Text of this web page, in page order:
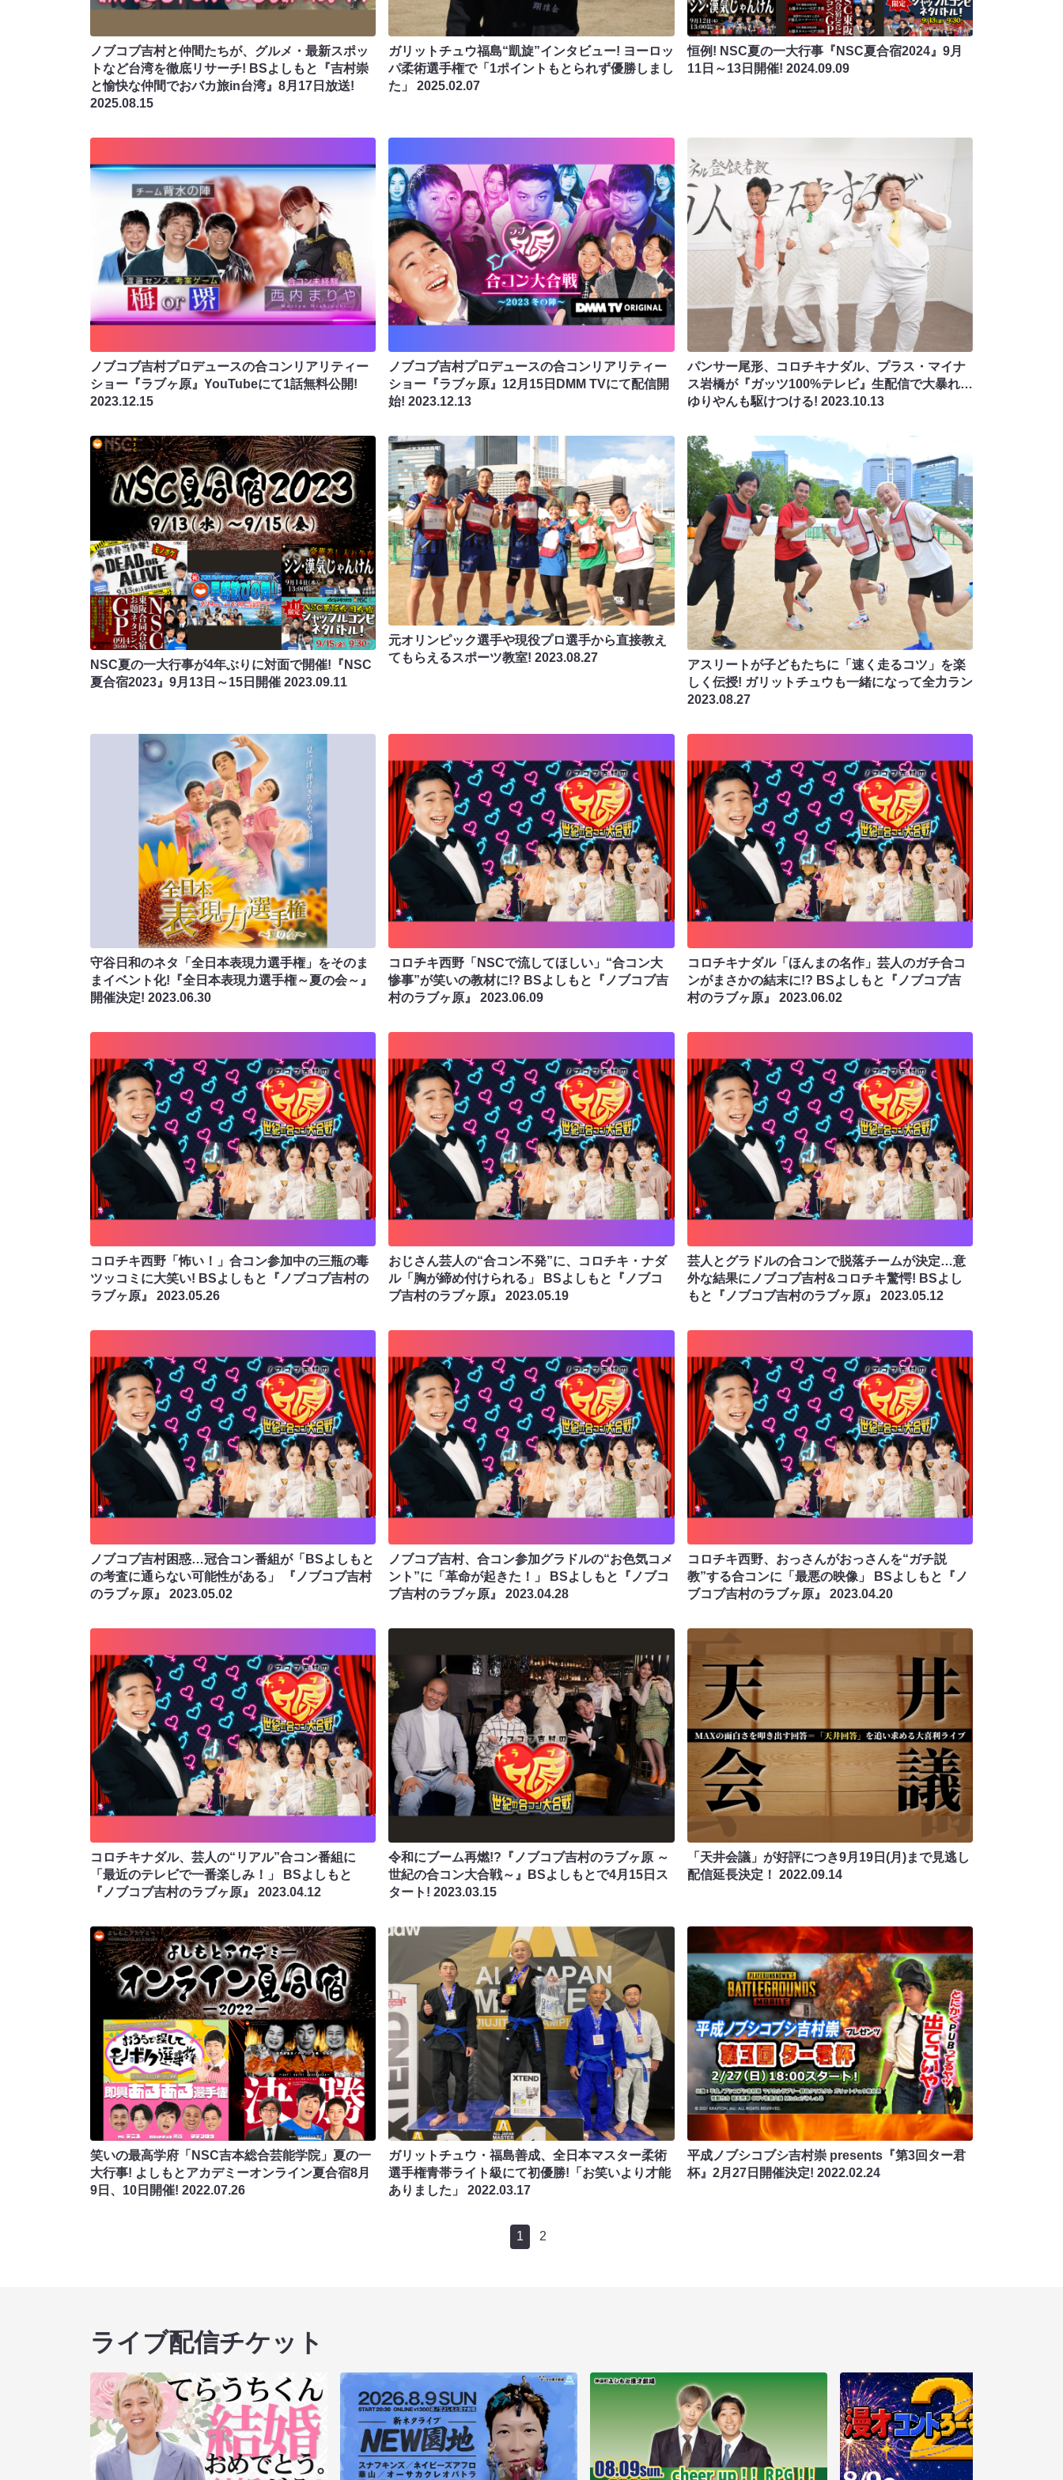
ノブコブ吉村と仲間たちが、グルメ・最新スポッ
トなど台湾を徹底リサーチ! BSよしもと『吉村崇
と愉快な仲間でおバカ旅in台湾』8月17日放送!
2025.08.15
ガリットチュウ福島“凱旋”インタビュー! ヨーロッ
パ柔術選手権で「1ポイントもとられず優勝しまし
た」2025.02.07
恒例! NSC夏の一大行事『NSC夏合宿2024』9月
11日～13日開催! 2024.09.09
ノブコブ吉村プロデュースの合コンリアリティー
ショー『ラブヶ原』YouTubeにて1話無料公開!
2023.12.15
ノブコブ吉村プロデュースの合コンリアリティー
ショー『ラブヶ原』12月15日DMM TVにて配信開
始!2023.12.13
パンサー尾形、コロチキナダル、プラス・マイナ
ス岩橋が『ガッツ100%テレビ』生配信で大暴れ…
ゆりやんも駆けつける! 2023.10.13
NSC夏の一大行事が4年ぶりに対面で開催!『NSC
夏合宿2023』9月13日～15日開催 2023.09.11
元オリンピック選手や現役プロ選手から直接教え
てもらえるスポーツ教室!2023.08.27
アスリートが子どもたちに「速く走るコツ」を楽
しく伝授! ガリットチュウも一緒になって全力ラン
2023.08.27
守谷日和のネタ「全日本表現力選手権」をそのま
まイベント化!『全日本表現力選手権～夏の会～』
開催決定! 2023.06.30
コロチキ西野「NSCで流してほしい」“合コン大
惨事”が笑いの教材に!? BSよしもと『ノブコブ吉
村のラブヶ原』2023.06.09
コロチキナダル「ほんまの名作」芸人のガチ合コ
ンがまさかの結末に!? BSよしもと『ノブコブ吉
村のラブヶ原』 2023.06.02
コロチキ西野「怖い！」合コン参加中の三瓶の毒
ツッコミに大笑い! BSよしもと『ノブコブ吉村の
ラブヶ原』 2023.05.26
おじさん芸人の“合コン不発”に、コロチキ・ナダ
ル「胸が締め付けられる」 BSよしもと『ノブコ
ブ吉村のラブヶ原』2023.05.19
芸人とグラドルの合コンで脱落チームが決定…意
外な結果にノブコブ吉村&コロチキ驚愕! BSよし
もと『ノブコブ吉村のラブヶ原』 2023.05.12
ノブコブ吉村困惑…冠合コン番組が「BSよしもと
の考査に通らない可能性がある」 『ノブコブ吉村
のラブヶ原』 2023.05.02
ノブコブ吉村、合コン参加グラドルの“お色気コメ
ント”に「革命が起きた！」 BSよしもと『ノブコ
ブ吉村のラブヶ原』2023.04.28
コロチキ西野、おっさんがおっさんを“ガチ説
教”する合コンに「最悪の映像」 BSよしもと『ノ
ブコブ吉村のラブヶ原』 2023.04.20
コロチキナダル、芸人の“リアル”合コン番組に
「最近のテレビで一番楽しみ！」 BSよしもと
『ノブコブ吉村のラブヶ原』 2023.04.12
令和にブーム再燃!?『ノブコブ吉村のラブヶ原 ～
世紀の合コン大合戦～』BSよしもとで4月15日ス
タート!2023.03.15
「天井会議」が好評につき9月19日(月)まで見逃し
配信延長決定！ 2022.09.14
笑いの最高学府「NSC吉本総合芸能学院」夏の一
大行事! よしもとアカデミーオンライン夏合宿8月
9日、10日開催! 2022.07.26
ガリットチュウ・福島善成、全日本マスター柔術
選手権青帯ライト級にて初優勝!「お笑いより才能
ありました」2022.03.17
平成ノブシコブシ吉村崇 presents『第3回ター君
杯』2月27日開催決定! 2022.02.24
1 2
ライブ配信チケット